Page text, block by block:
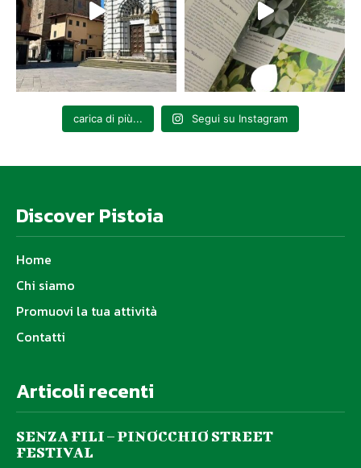
carica di più... Segui su Instagram
Discover Pistoia
Home
Chi siamo
Promuovi la tua attività
Contatti
Articoli recenti
SENZA FILI – PINOCCHIO STREET
FESTIVAL